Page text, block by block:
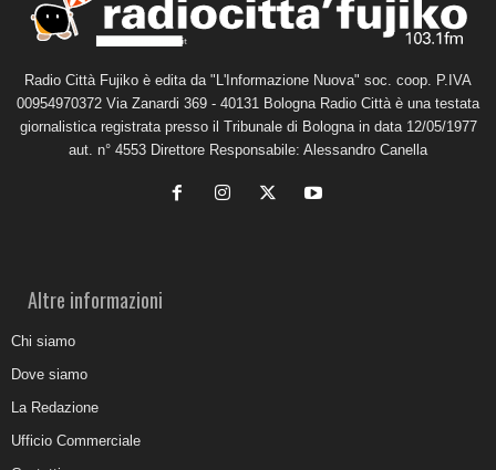
Radio Città Fujiko è edita da "L'Informazione Nuova" soc. coop. P.IVA
00954970372 Via Zanardi 369 - 40131 Bologna Radio Città è una testata
giornalistica registrata presso il Tribunale di Bologna in data 12/05/1977
aut. n° 4553 Direttore Responsabile: Alessandro Canella
Altre informazioni
Chi siamo
Dove siamo
La Redazione
Ufficio Commerciale